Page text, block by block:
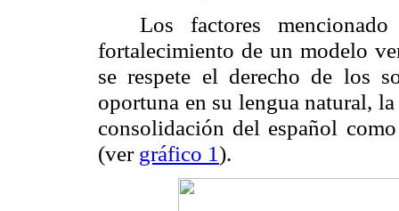
Los factores
fortalecimiento de un modelo
se respete el derecho de los
oportuna en su lengua natural,
consolidación del español
(ver gráfico 1).